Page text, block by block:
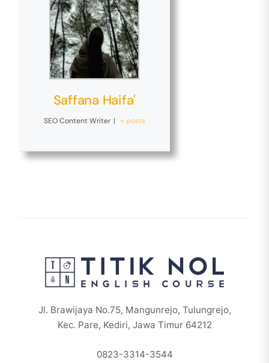
Saffana Haifa'
SEO Content Writer | + posts
Jl. Brawijaya No.75, Mangunrejo, Tulungrejo,
Kec. Pare, Kediri, Jawa Timur 64212
0823-3314-3544